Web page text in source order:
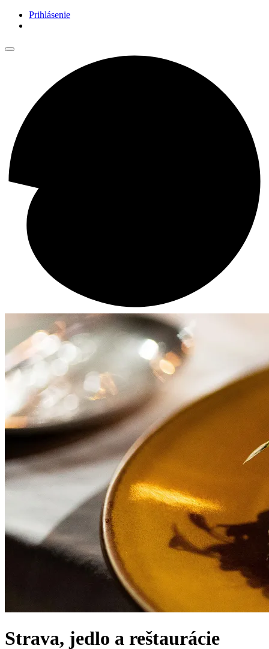
Prihlásenie
Strava, jedlo a reštaurácie